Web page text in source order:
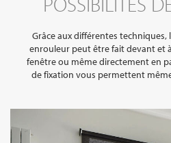
Grâce aux différentes
enrouleur peut être fait devant et
fenêtre ou même directement en
de fixation vous permettent